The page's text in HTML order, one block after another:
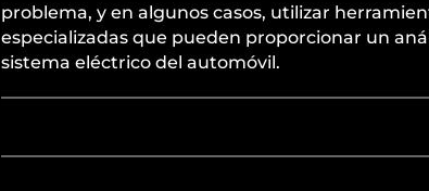
problema, y en algunos casos, utilizar
especializadas que pueden proporcionar un
sistema eléctrico del automóvil.